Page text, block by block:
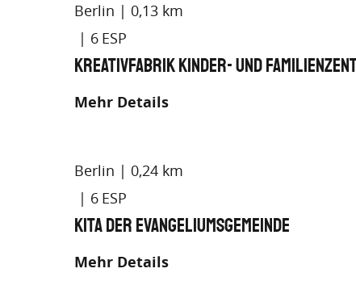
Berlin
0,13 km
6
KreativFabrik Kinder- und
Mehr Details
Berlin
0,24 km
6
Kita der Evangeliumsgemeinde
Mehr Details